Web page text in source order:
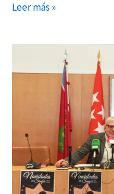
Leer más »
recibir
la
Navidad
en